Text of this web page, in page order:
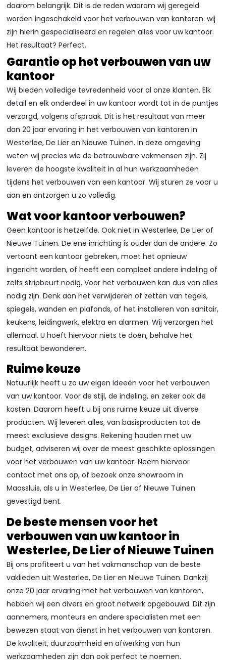
daarom belangrijk. Dit is de reden waarom wij geregeld
worden ingeschakeld voor het verbouwen van kantoren: wij
zijn hierin gespecialiseerd en regelen alles voor uw kantoor.
Het resultaat? Perfect.
Garantie op het verbouwen van uw
kantoor
Wij bieden volledige tevredenheid voor al onze klanten. Elk
detail en elk onderdeel in uw kantoor wordt tot in de puntjes
verzorgd, volgens afspraak. Dit is het resultaat van meer
dan 20 jaar ervaring in het verbouwen van kantoren in
Westerlee, De Lier en Nieuwe Tuinen. In deze omgeving
weten wij precies wie de betrouwbare vakmensen zijn. Zij
leveren de hoogste kwaliteit in al hun werkzaamheden
tijdens het verbouwen van een kantoor. Wij sturen ze voor u
aan en ontzorgen u zo volledig.
Wat voor kantoor verbouwen?
Geen kantoor is hetzelfde. Ook niet in Westerlee, De Lier of
Nieuwe Tuinen. De ene inrichting is ouder dan de andere. Zo
vertoont een kantoor gebreken, moet het opnieuw
ingericht worden, of heeft een compleet andere indeling of
zelfs stripbeurt nodig. Voor het verbouwen kan dus van alles
nodig zijn. Denk aan het verwijderen of zetten van tegels,
spiegels, wanden en plafonds, of het installeren van sanitair,
keukens, leidingwerk, elektra en alarmen. Wij verzorgen het
allemaal. U hoeft hiervoor niets te doen, behalve het
resultaat bewonderen.
Ruime keuze
Natuurlijk heeft u zo uw eigen ideeën voor het verbouwen
van uw kantoor. Voor de stijl, de indeling, en zeker ook de
kosten. Daarom heeft u bij ons ruime keuze uit diverse
producten. Wij leveren alles, van basisproducten tot de
meest exclusieve designs. Rekening houden met uw
budget, adviseren wij over de meest geschikte oplossingen
voor het verbouwen van uw kantoor. Neem hiervoor
contact met ons op, of bezoek onze showroom in
Maassluis, als u in Westerlee, De Lier of Nieuwe Tuinen
gevestigd bent.
De beste mensen voor het
verbouwen van uw kantoor in
Westerlee, De Lier of Nieuwe Tuinen
Bij ons profiteert u van het vakmanschap van de beste
vaklieden uit Westerlee, De Lier en Nieuwe Tuinen. Dankzij
onze 20 jaar ervaring met het verbouwen van kantoren,
hebben wij een divers en groot netwerk opgebouwd. Dit zijn
aannemers, monteurs en andere specialisten met een
bewezen staat van dienst in het verbouwen van kantoren.
De kwaliteit, duurzaamheid en afwerking van hun
werkzaamheden zijn dan ook perfect te noemen.